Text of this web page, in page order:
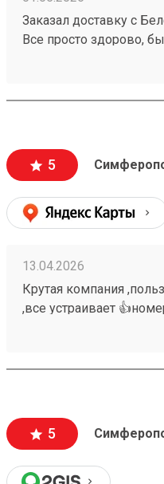
Заказал доставку с
Все просто здорово,
Спасибо большое
5
13.04.2026
Крутая компания
,все устраивает
5